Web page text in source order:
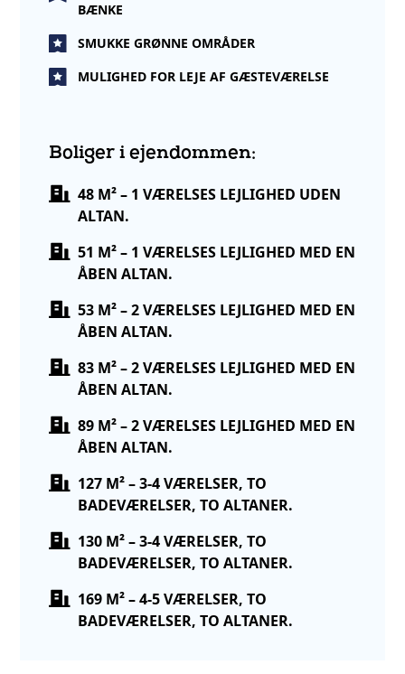
BÆNKE
SMUKKE GRØNNE OMRÅDER
MULIGHED FOR LEJE AF GÆSTEVÆRELSE
Boliger i ejendommen:
48 M² – 1 VÆRELSES LEJLIGHED UDEN
ALTAN.
51 M² – 1 VÆRELSES LEJLIGHED MED EN
ÅBEN ALTAN.
53 M² – 2 VÆRELSES LEJLIGHED MED EN
ÅBEN ALTAN.
83 M² – 2 VÆRELSES LEJLIGHED MED EN
ÅBEN ALTAN.
89 M² – 2 VÆRELSES LEJLIGHED MED EN
ÅBEN ALTAN.
127 M² – 3-4 VÆRELSER, TO
BADEVÆRELSER, TO ALTANER.
130 M² – 3-4 VÆRELSER, TO
BADEVÆRELSER, TO ALTANER.
169 M² – 4-5 VÆRELSER, TO
BADEVÆRELSER, TO ALTANER.